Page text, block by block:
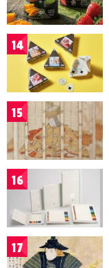
14
15
16
17